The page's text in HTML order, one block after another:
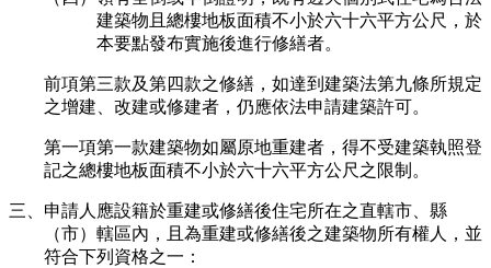
建築物且總樓地板面積不小於六十六平方公尺，於
本要點發布實施後進行修繕者。
前項第三款及第四款之修繕，如達到建築法第九條所規定
之增建、改建或修建者，仍應依法申請建築許可。
第一項第一款建築物如屬原地重建者，得不受建築執照登
記之總樓地板面積不小於六十六平方公尺之限制。
三、申請人應設籍於重建或修繕後住宅所在之直轄市、縣
（市）轄區內，且為重建或修繕後之建築物所有權人，並
符合下列資格之一：